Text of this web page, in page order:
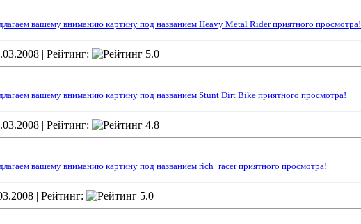
вашему вниманию картину под названием Heavy Metal Rider приятного просмотра!
| Рейтинг:
вашему вниманию картину под названием Stunt Dirt Bike приятного просмотра!
| Рейтинг:
вашему вниманию картину под названием rich_racer приятного просмотра!
| Рейтинг: